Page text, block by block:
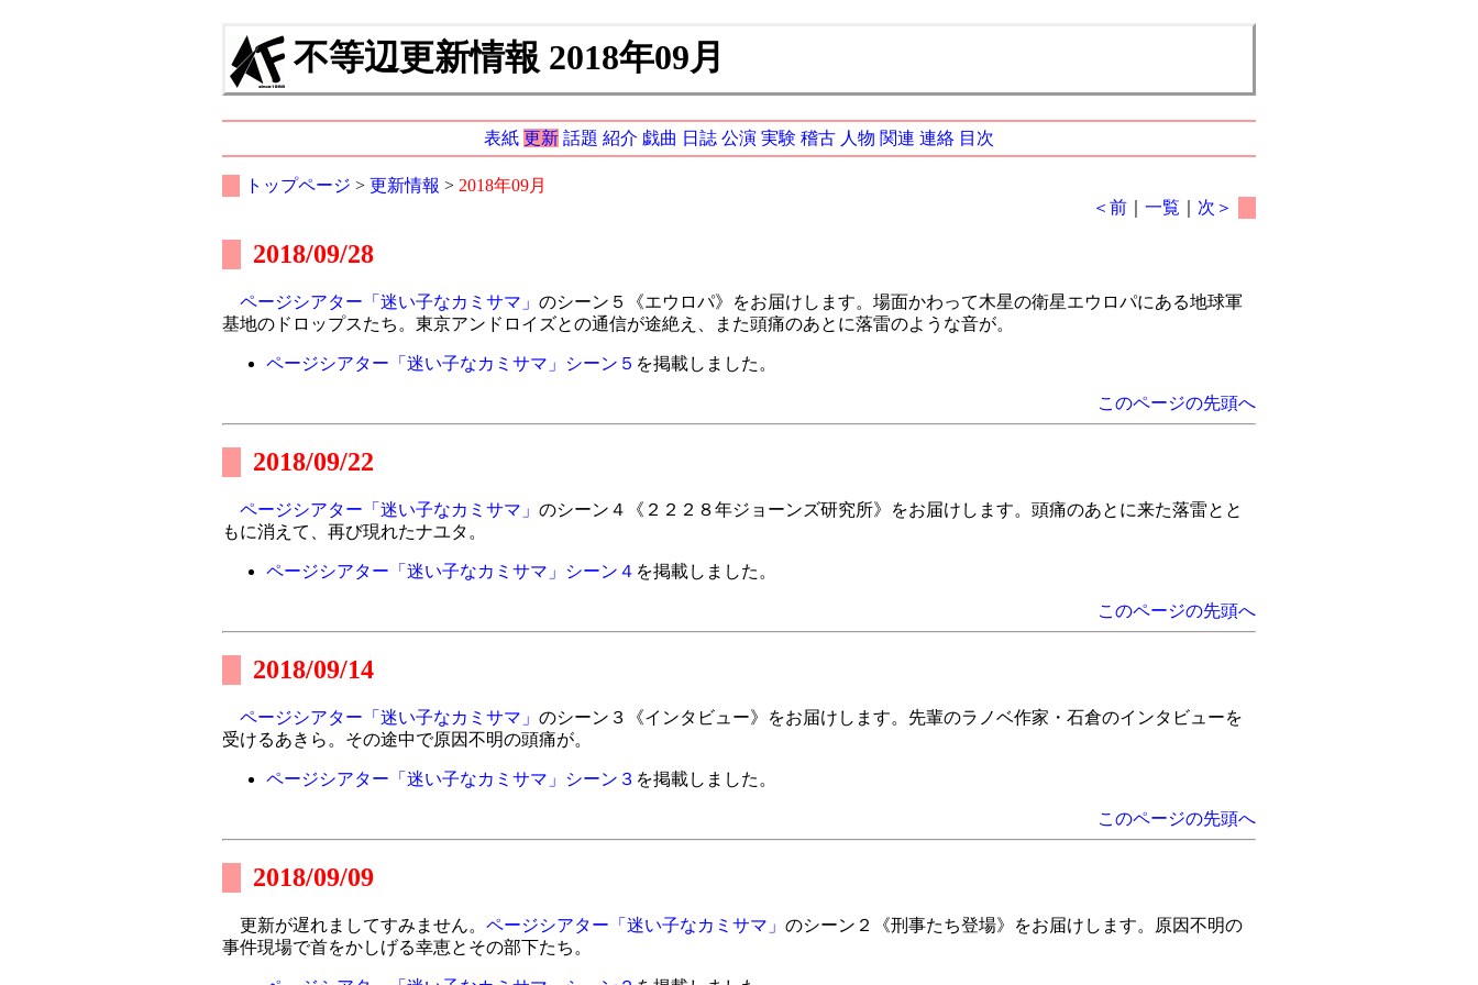
不等辺更新情報 2018年09月
表紙 更新 話題 紹介 戯曲 日誌 公演 実験 稽古 人物 関連 連絡 目次
トップページ > 更新情報 > 2018年09月
＜前 ｜一覧 次＞
2018/09/28
ページシアター「迷い子なカミサマ」 のシーン５《エウロパ》をお届けします。場面かわって木星の衛星エウロパにある地球軍
基地のドロップスたち。東京アンドロイズとの通信が途絶え、また頭痛のあとに落雷のような音が。
ページシアター「迷い子なカミサマ」シーン５ を掲載しました。
このページの先頭へ
2018/09/22
ページシアター「迷い子なカミサマ」 のシーン４《２２２８年ジョーンズ研究所》をお届けします。頭痛のあとに来た落雷とと
もに消えて、再び現れたナユタ。
ページシアター「迷い子なカミサマ」シーン４ を掲載しました。
このページの先頭へ
2018/09/14
ページシアター「迷い子なカミサマ」 のシーン３《インタビュー》をお届けします。先輩のラノベ作家・石倉のインタビューを
受けるあきら。その途中で原因不明の頭痛が。
ページシアター「迷い子なカミサマ」シーン３ を掲載しました。
このページの先頭へ
2018/09/09
更新が遅れましてすみません。 ページシアター「迷い子なカミサマ」 のシーン２《刑事たち登場》をお届けします。原因不明の
事件現場で首をかしげる幸恵とその部下たち。